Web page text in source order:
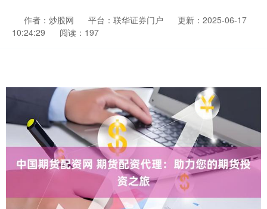
作者：炒股网 平台：联华证券门户
更新：2025-06-17
10:24:29
阅读：197